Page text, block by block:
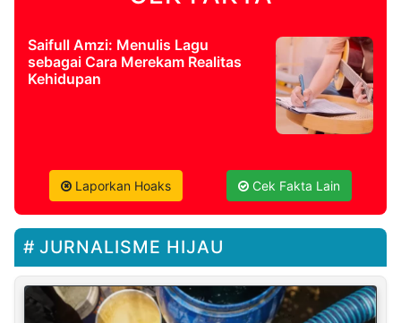
Saifull Amzi: Menulis Lagu
sebagai Cara Merekam Realitas
Kehidupan
Laporkan Hoaks Cek Fakta Lain
JURNALISME HIJAU